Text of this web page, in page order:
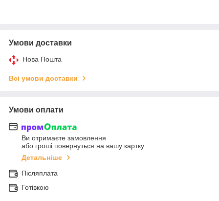
Умови доставки
Нова Пошта
Всі умови доставки
Умови оплати
Ви отримаєте замовлення
або гроші повернуться на вашу картку
Детальніше
Післяплата
Готівкою